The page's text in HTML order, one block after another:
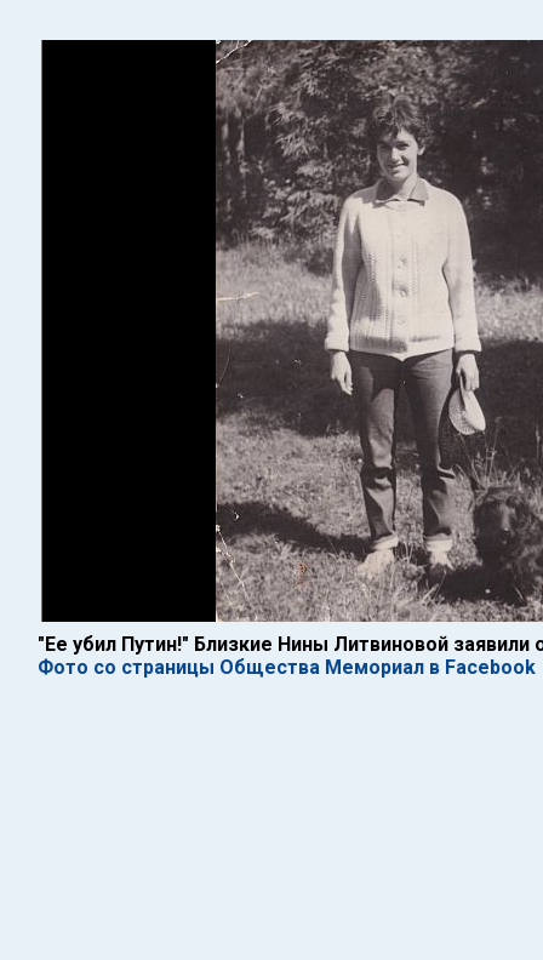
"Ее убил Путин!" Близкие Нины Литвиновой заявили
Фото со страницы Общества Мемориал в Facebook